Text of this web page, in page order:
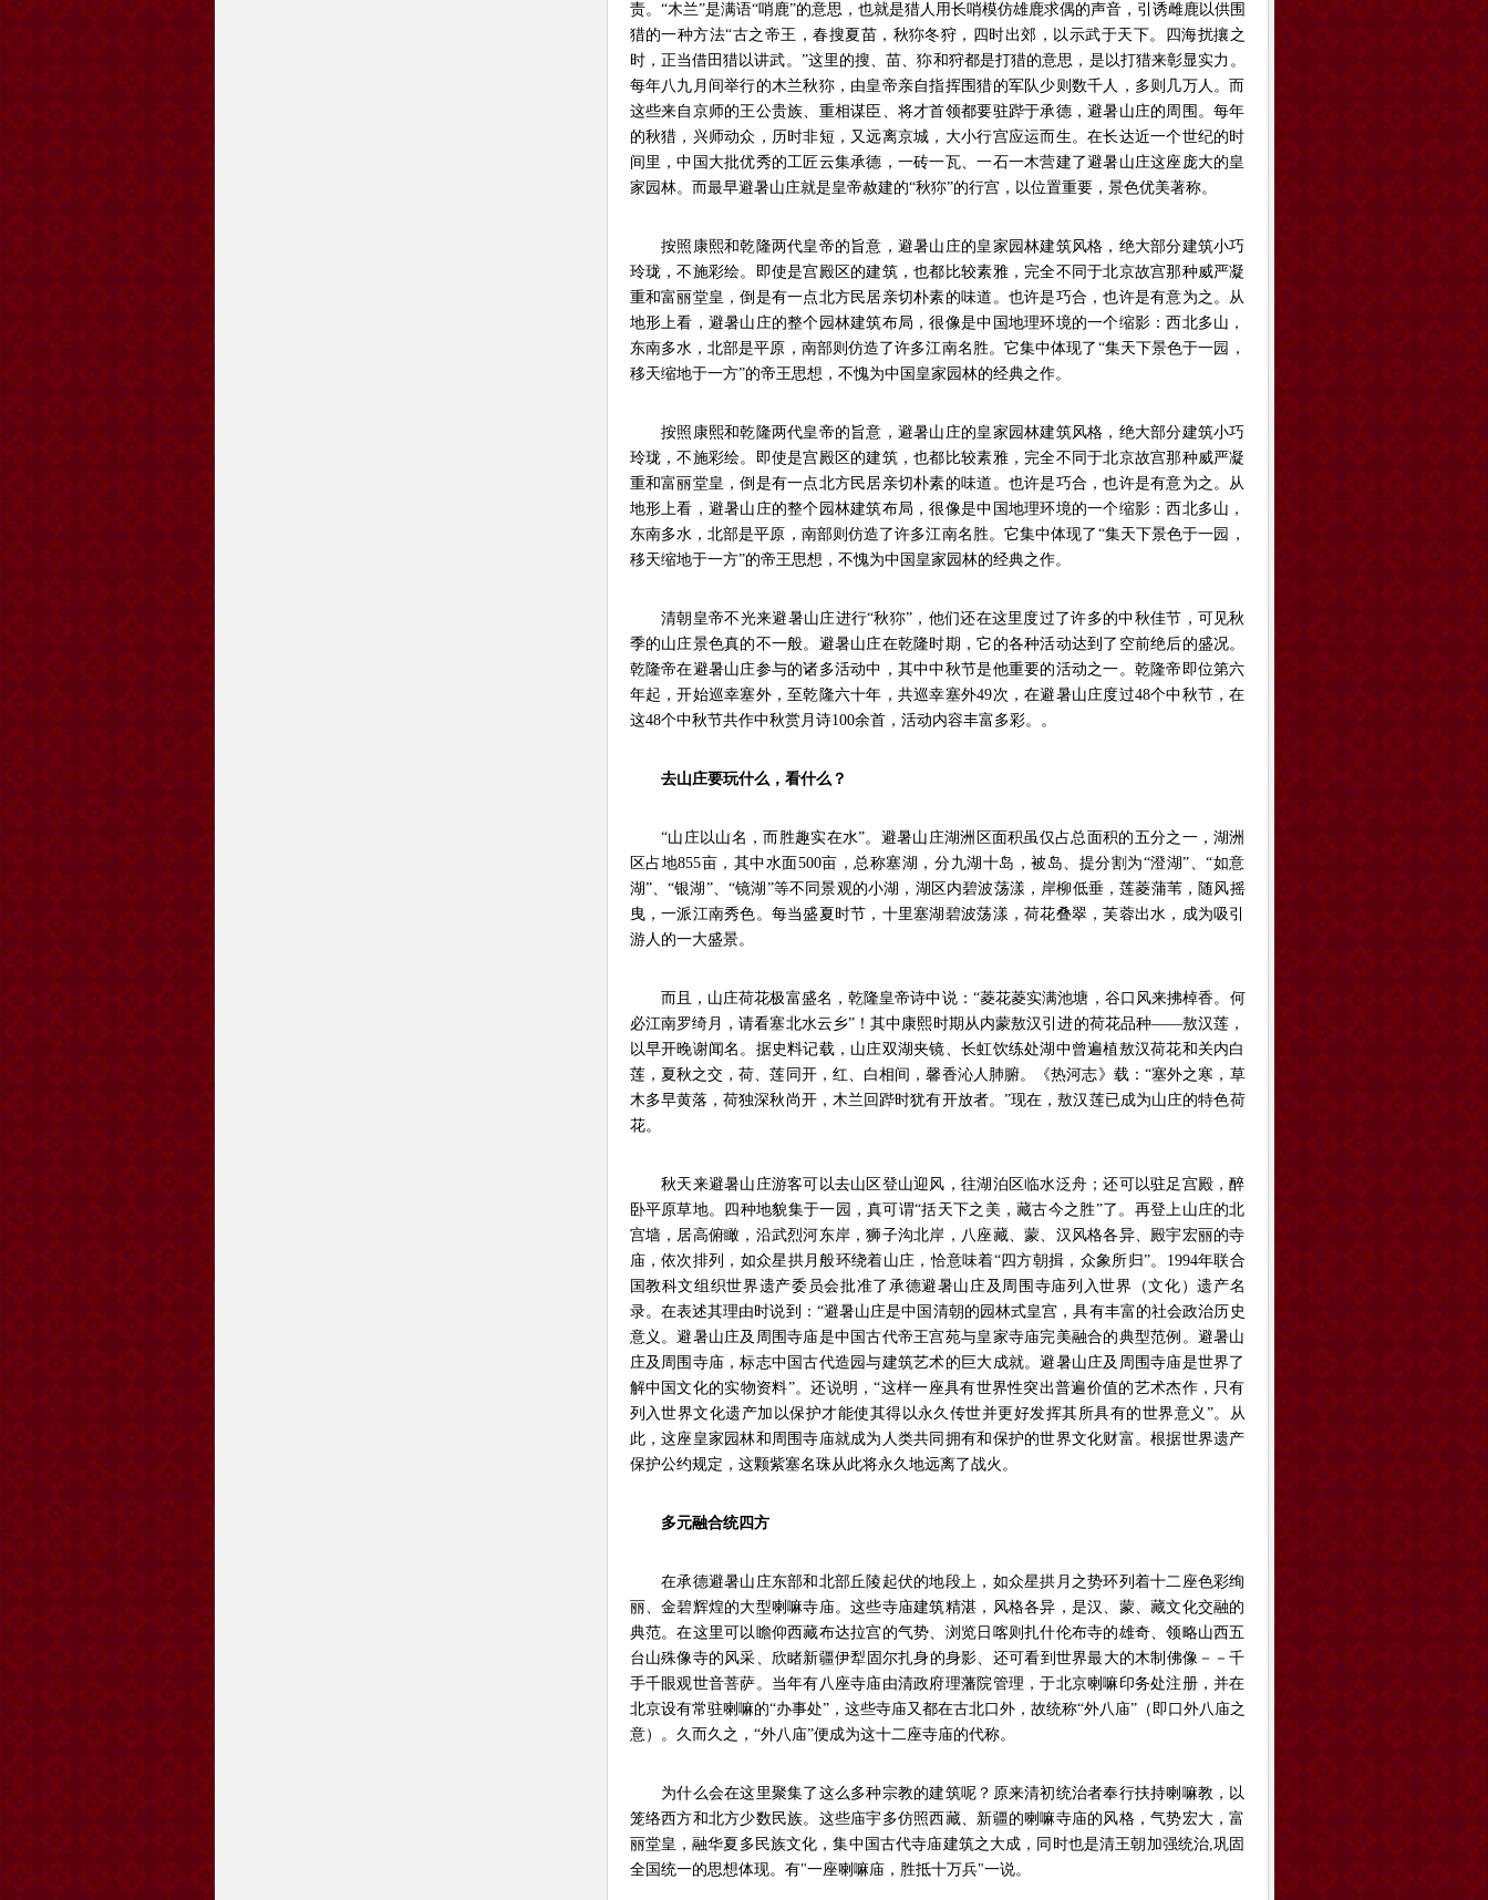
责。“木兰”是满语“哨鹿”的意思，也就是猎人用长哨模仿雄鹿求偶的声音，引诱雌鹿以供围
猎的一种方法“古之帝王，春搜夏苗，秋狝冬狩，四时出郊，以示武于天下。四海扰攘之
时，正当借田猎以讲武。”这里的搜、苗、狝和狩都是打猎的意思，是以打猎来彰显实力。
每年八九月间举行的木兰秋狝，由皇帝亲自指挥围猎的军队少则数千人，多则几万人。而
这些来自京师的王公贵族、重相谋臣、将才首领都要驻跸于承德，避暑山庄的周围。每年
的秋猎，兴师动众，历时非短，又远离京城，大小行宫应运而生。在长达近一个世纪的时
间里，中国大批优秀的工匠云集承德，一砖一瓦、一石一木营建了避暑山庄这座庞大的皇
家园林。而最早避暑山庄就是皇帝赦建的“秋狝”的行宫，以位置重要，景色优美著称。
按照康熙和乾隆两代皇帝的旨意，避暑山庄的皇家园林建筑风格，绝大部分建筑小巧
玲珑，不施彩绘。即使是宫殿区的建筑，也都比较素雅，完全不同于北京故宫那种威严凝
重和富丽堂皇，倒是有一点北方民居亲切朴素的味道。也许是巧合，也许是有意为之。从
地形上看，避暑山庄的整个园林建筑布局，很像是中国地理环境的一个缩影：西北多山，
东南多水，北部是平原，南部则仿造了许多江南名胜。它集中体现了“集天下景色于一园，
移天缩地于一方”的帝王思想，不愧为中国皇家园林的经典之作。
按照康熙和乾隆两代皇帝的旨意，避暑山庄的皇家园林建筑风格，绝大部分建筑小巧
玲珑，不施彩绘。即使是宫殿区的建筑，也都比较素雅，完全不同于北京故宫那种威严凝
重和富丽堂皇，倒是有一点北方民居亲切朴素的味道。也许是巧合，也许是有意为之。从
地形上看，避暑山庄的整个园林建筑布局，很像是中国地理环境的一个缩影：西北多山，
东南多水，北部是平原，南部则仿造了许多江南名胜。它集中体现了“集天下景色于一园，
移天缩地于一方”的帝王思想，不愧为中国皇家园林的经典之作。
清朝皇帝不光来避暑山庄进行“秋狝”，他们还在这里度过了许多的中秋佳节，可见秋
季的山庄景色真的不一般。避暑山庄在乾隆时期，它的各种活动达到了空前绝后的盛况。
乾隆帝在避暑山庄参与的诸多活动中，其中中秋节是他重要的活动之一。乾隆帝即位第六
年起，开始巡幸塞外，至乾隆六十年，共巡幸塞外49次，在避暑山庄度过48个中秋节，在
这48个中秋节共作中秋赏月诗100余首，活动内容丰富多彩。。
去山庄要玩什么，看什么？
“山庄以山名，而胜趣实在水”。避暑山庄湖洲区面积虽仅占总面积的五分之一，湖洲
区占地855亩，其中水面500亩，总称塞湖，分九湖十岛，被岛、提分割为“澄湖”、“如意
湖”、“银湖”、“镜湖”等不同景观的小湖，湖区内碧波荡漾，岸柳低垂，莲菱蒲苇，随风摇
曳，一派江南秀色。每当盛夏时节，十里塞湖碧波荡漾，荷花叠翠，芙蓉出水，成为吸引
游人的一大盛景。
而且，山庄荷花极富盛名，乾隆皇帝诗中说：“菱花菱实满池塘，谷口风来拂棹香。何
必江南罗绮月，请看塞北水云乡”！其中康熙时期从内蒙敖汉引进的荷花品种——敖汉莲，
以早开晚谢闻名。据史料记载，山庄双湖夹镜、长虹饮练处湖中曾遍植敖汉荷花和关内白
莲，夏秋之交，荷、莲同开，红、白相间，馨香沁人肺腑。《热河志》载：“塞外之寒，草
木多早黄落，荷独深秋尚开，木兰回跸时犹有开放者。”现在，敖汉莲已成为山庄的特色荷
花。
秋天来避暑山庄游客可以去山区登山迎风，往湖泊区临水泛舟；还可以驻足宫殿，醉
卧平原草地。四种地貌集于一园，真可谓“括天下之美，藏古今之胜”了。再登上山庄的北
宫墙，居高俯瞰，沿武烈河东岸，狮子沟北岸，八座藏、蒙、汉风格各异、殿宇宏丽的寺
庙，依次排列，如众星拱月般环绕着山庄，恰意味着“四方朝揖，众象所归”。1994年联合
国教科文组织世界遗产委员会批准了承德避暑山庄及周围寺庙列入世界（文化）遗产名
录。在表述其理由时说到：“避暑山庄是中国清朝的园林式皇宫，具有丰富的社会政治历史
意义。避暑山庄及周围寺庙是中国古代帝王宫苑与皇家寺庙完美融合的典型范例。避暑山
庄及周围寺庙，标志中国古代造园与建筑艺术的巨大成就。避暑山庄及周围寺庙是世界了
解中国文化的实物资料”。还说明，“这样一座具有世界性突出普遍价值的艺术杰作，只有
列入世界文化遗产加以保护才能使其得以永久传世并更好发挥其所具有的世界意义”。从
此，这座皇家园林和周围寺庙就成为人类共同拥有和保护的世界文化财富。根据世界遗产
保护公约规定，这颗紫塞名珠从此将永久地远离了战火。
多元融合统四方
在承德避暑山庄东部和北部丘陵起伏的地段上，如众星拱月之势环列着十二座色彩绚
丽、金碧辉煌的大型喇嘛寺庙。这些寺庙建筑精湛，风格各异，是汉、蒙、藏文化交融的
典范。在这里可以瞻仰西藏布达拉宫的气势、浏览日喀则扎什伦布寺的雄奇、领略山西五
台山殊像寺的风采、欣睹新疆伊犁固尔扎身的身影、还可看到世界最大的木制佛像－－千
手千眼观世音菩萨。当年有八座寺庙由清政府理藩院管理，于北京喇嘛印务处注册，并在
北京设有常驻喇嘛的“办事处”，这些寺庙又都在古北口外，故统称“外八庙”（即口外八庙之
意）。久而久之，“外八庙”便成为这十二座寺庙的代称。
为什么会在这里聚集了这么多种宗教的建筑呢？原来清初统治者奉行扶持喇嘛教，以
笼络西方和北方少数民族。这些庙宇多仿照西藏、新疆的喇嘛寺庙的风格，气势宏大，富
丽堂皇，融华夏多民族文化，集中国古代寺庙建筑之大成，同时也是清王朝加强统治,巩固
全国统一的思想体现。有"一座喇嘛庙，胜抵十万兵"一说。